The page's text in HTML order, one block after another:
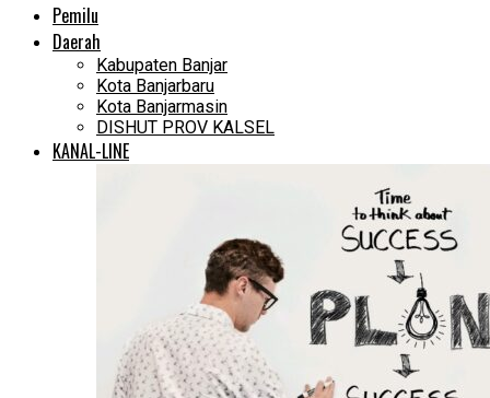
Pemilu
Daerah
Kabupaten Banjar
Kota Banjarbaru
Kota Banjarmasin
DISHUT PROV KALSEL
KANAL-LINE